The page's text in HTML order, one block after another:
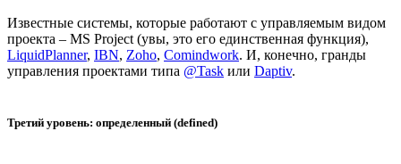
Известные системы, которые работают с управляемым видом
проекта – MS Project (увы, это его единственная функция),
LiquidPlanner, IBN, Zoho, Comindwork. И, конечно, гранды
управления проектами типа @Task или Daptiv.
Третий уровень: определенный (defined)